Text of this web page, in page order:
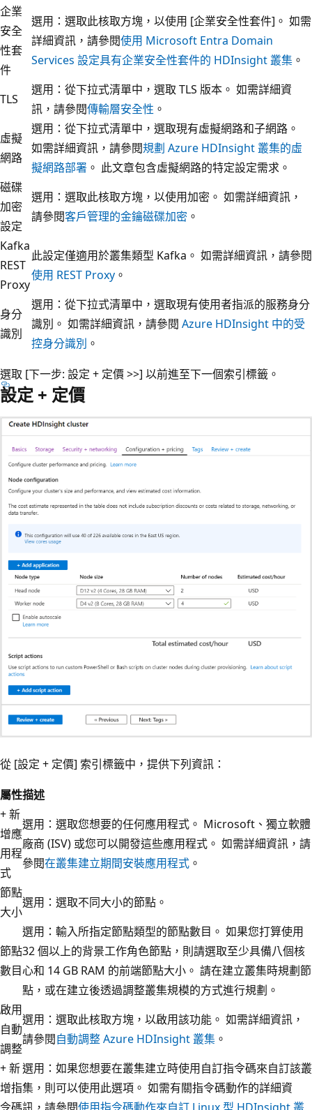
企業
安全
性套
件
選用：選取此核取方塊，以使用 [企業安全性套件] 。 如需
詳細資訊，請參閱使用 Microsoft Entra Domain
Services 設定具有企業安全性套件的 HDInsight 叢集 。
TLS
選用：從下拉式清單中，選取 TLS 版本。 如需詳細資
訊，請參閱傳輸層安全性 。
虛擬
網路
選用：從下拉式清單中，選取現有虛擬網路和子網路。
如需詳細資訊，請參閱規劃 Azure HDInsight 叢集的虛
擬網路部署 。 此文章包含虛擬網路的特定設定需求。
磁碟
加密
設定
選用：選取此核取方塊，以使用加密。 如需詳細資訊，
請參閱客戶管理的金鑰磁碟加密 。
Kafka
REST
Proxy
此設定僅適用於叢集類型 Kafka。 如需詳細資訊，請參閱
使用 REST Proxy 。
身分
識別
選用：從下拉式清單中，選取現有使用者指派的服務身分
識別。 如需詳細資訊，請參閱 Azure HDInsight 中的受
控身分識別 。
選取 [下一步: 設定 + 定價 >>] 以前進至下一個索引標籤。
設定 + 定價
從 [設定 + 定價] 索引標籤中，提供下列資訊：
屬性描述
+ 新
增應
用程
式
選用：選取您想要的任何應用程式。 Microsoft、獨立軟體
廠商 (ISV) 或您可以開發這些應用程式。 如需詳細資訊，請
參閱在叢集建立期間安裝應用程式 。
節點
大小
選用：選取不同大小的節點。
節點
數目
選用：輸入所指定節點類型的節點數目。 如果您打算使用
32 個以上的背景工作角色節點，則請選取至少具備八個核
心和 14 GB RAM 的前端節點大小。 請在建立叢集時規劃節
點，或在建立後透過調整叢集規模的方式進行規劃。
啟用
自動
調整
選用：選取此核取方塊，以啟用該功能。 如需詳細資訊，
請參閱自動調整 Azure HDInsight 叢集 。
+ 新
增指
選用：如果您想要在叢集建立時使用自訂指令碼來自訂該叢
集，則可以使用此選項。 如需有關指令碼動作的詳細資